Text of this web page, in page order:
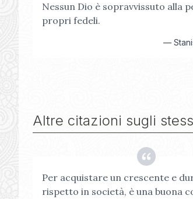
Nessun Dio è sopravvissuto alla
propri fedeli.
—
Altre citazioni sugli
Per acquistare un crescente e
rispetto in società, è una buona